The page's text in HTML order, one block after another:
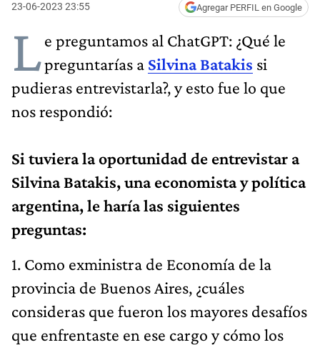
23-06-2023 23:55 Agregar PERFIL en Google
Le preguntamos al ChatGPT: ¿Qué le
preguntarías a Silvina Batakis si
pudieras entrevistarla?, y esto fue lo que
nos respondió:
Si tuviera la oportunidad de entrevistar a
Silvina Batakis, una economista y política
argentina, le haría las siguientes
preguntas:
1. Como exministra de Economía de la
provincia de Buenos Aires, ¿cuáles
consideras que fueron los mayores desafíos
que enfrentaste en ese cargo y cómo los